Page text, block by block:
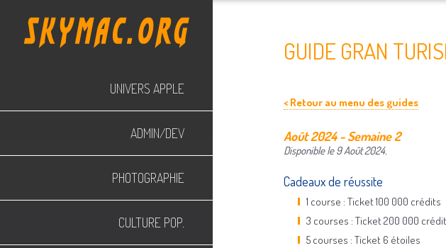
UNIVERS APPLE
ADMIN/DEV
PHOTOGRAPHIE
CULTURE POP.
GUIDE GRAN
< Retour au menu des guides
Août 2024 - Semaine 2
Disponible le 9 Août 2024.
Cadeaux de réussite
1 course : Ticket 100 000 crédits
3 courses : Ticket 200 000
5 courses : Ticket 6 étoiles